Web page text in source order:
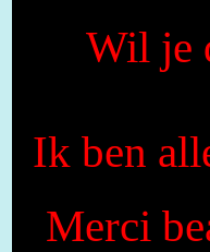
Wil je
Ik ben
Merci